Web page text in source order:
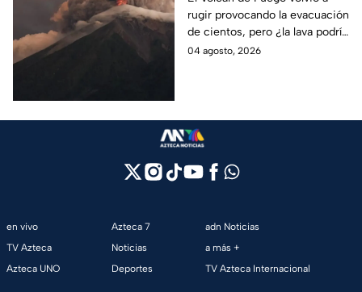
Guatemala y las zonas
que afectaría su
erupción
rugir provocando la evacuación
de cientos, pero ¿la lava podría
llegar a México y que zonas se
04 agosto, 2026
en vivo
TV Azteca
Azteca UNO
Azteca 7
Noticias
Deportes
adn Noticias
a más +
TV Azteca Internacional